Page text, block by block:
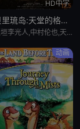
HD中字
贝里琉岛:天堂的格尔尼卡:
板垣李光人,中村伦也,天野宏郷,藤井雄太,茂木たかまさ,三上瑛士
动画